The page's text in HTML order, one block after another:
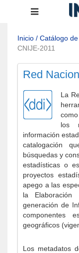
Menú
navegación
Inicio / Catálogo
CNIJE-2011
Red
La
los
información
catalogación
búsquedas y
estadísticas o
proyectos
apego a las
la
generación de
componentes
geográficos
Los metadatos